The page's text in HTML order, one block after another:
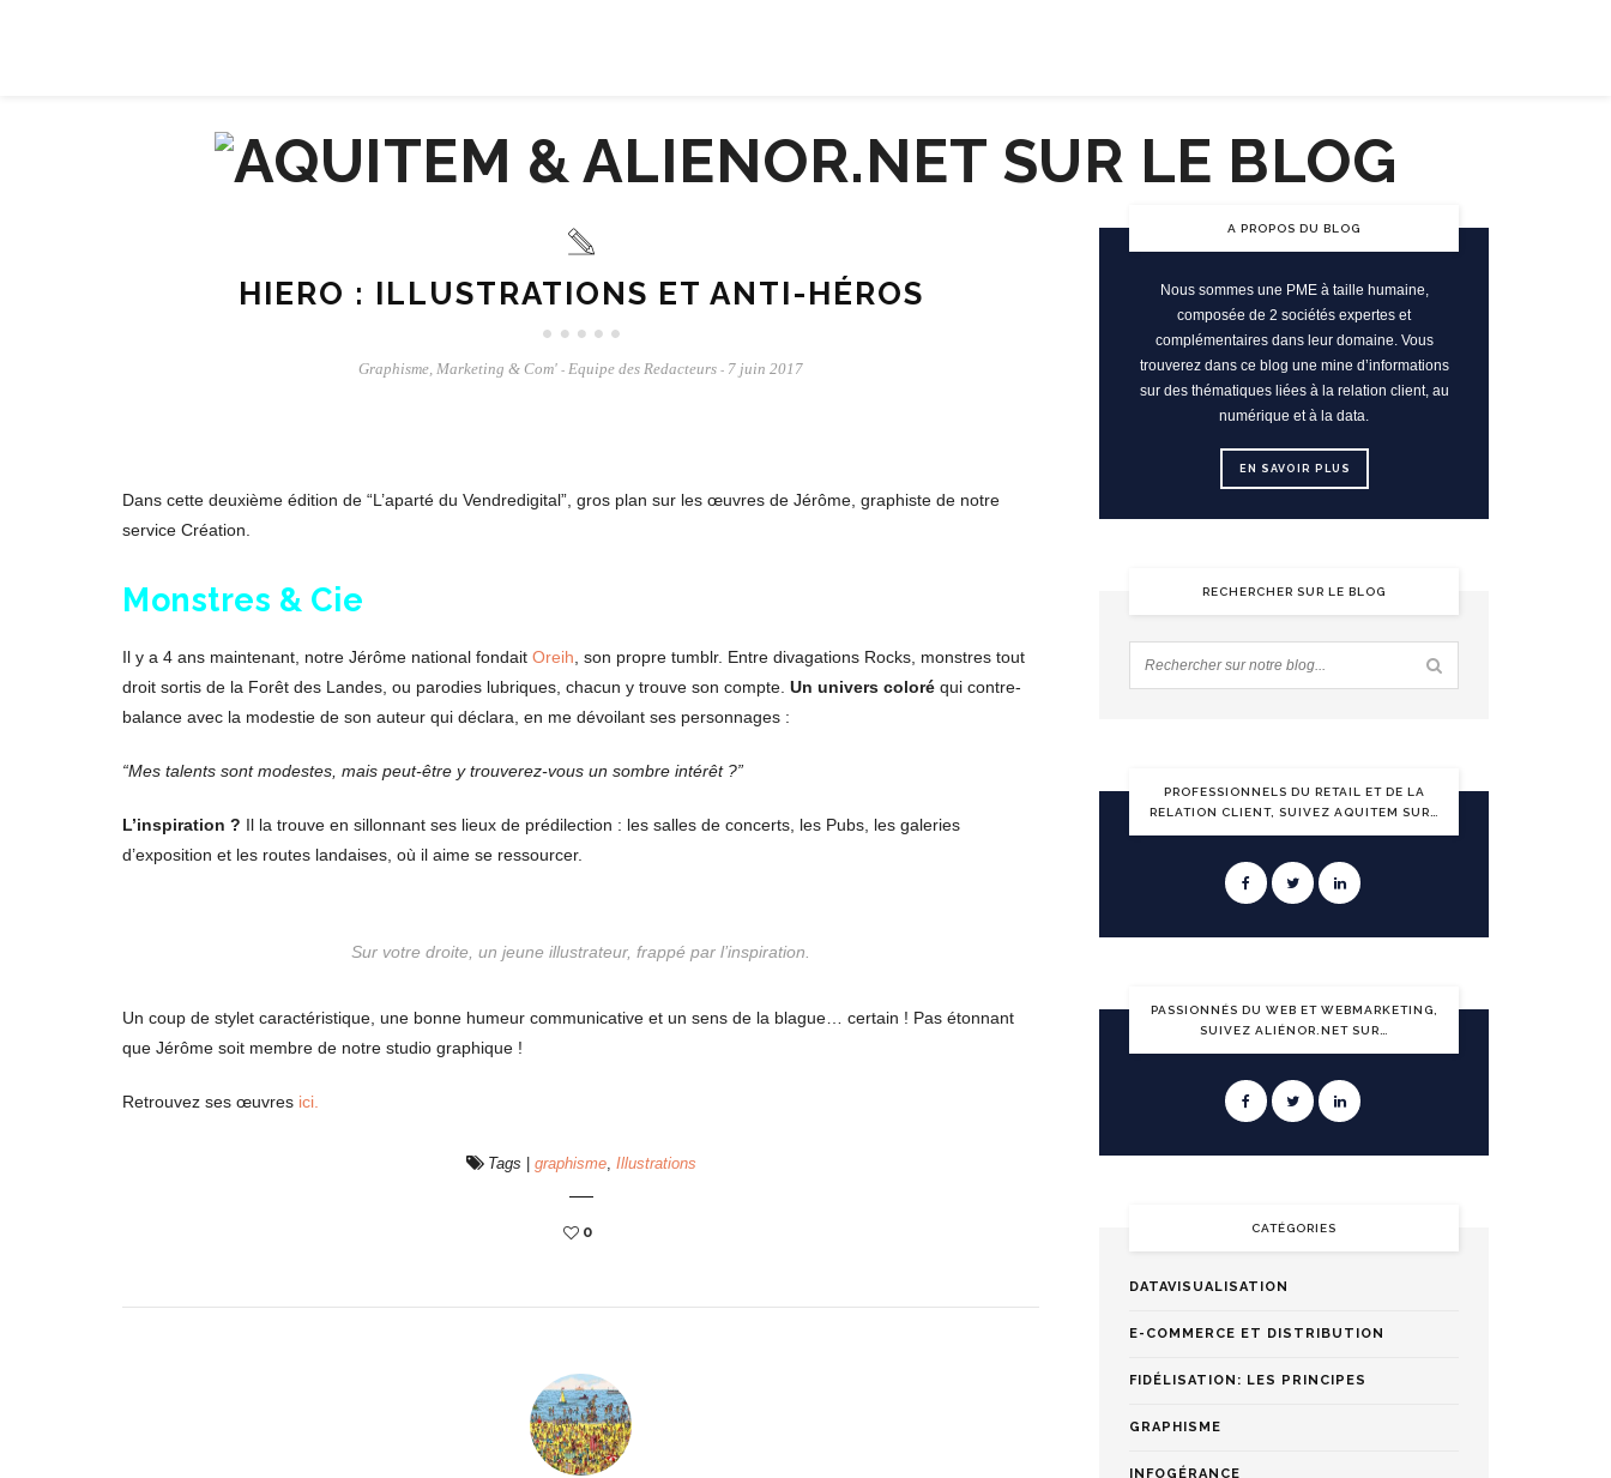
HIERO : ILLUSTRATIONS ET ANTI-HÉROS
Graphisme, Marketing & Com' - Equipe des Redacteurs - 7 juin 2017
Dans cette deuxième édition de “L’aparté du Vendredigital”, gros plan sur les œuvres de Jérôme, graphiste de notre
service Création.
Monstres & Cie
Il y a 4 ans maintenant, notre Jérôme national fondait Oreih , son propre tumblr. Entre divagations Rocks, monstres tout
droit sortis de la Forêt des Landes, ou parodies lubriques, chacun y trouve son compte. Un univers coloré qui contre-
balance avec la modestie de son auteur qui déclara, en me dévoilant ses personnages :
“Mes talents sont modestes, mais peut-être y trouverez-vous un sombre intérêt ?”
L’inspiration ? Il la trouve en sillonnant ses lieux de prédilection : les salles de concerts, les Pubs, les galeries
d’exposition et les routes landaises, où il aime se ressourcer.
Sur votre droite, un jeune illustrateur, frappé par l’inspiration.
Un coup de stylet caractéristique, une bonne humeur communicative et un sens de la blague… certain ! Pas étonnant
que Jérôme soit membre de notre studio graphique !
Retrouvez ses œuvres ici.
Tags graphisme, Illustrations
0
A PROPOS DU BLOG
Nous sommes une PME à taille humaine,
composée de 2 sociétés expertes et
complémentaires dans leur domaine. Vous
trouverez dans ce blog une mine d’informations
sur des thématiques liées à la relation client, au
numérique et à la data.
EN SAVOIR PLUS
RECHERCHER SUR LE BLOG
PROFESSIONNELS DU RETAIL ET DE LA
RELATION CLIENT, SUIVEZ AQUITEM SUR…
PASSIONNÉS DU WEB ET WEBMARKETING,
SUIVEZ ALIÉNOR.NET SUR…
CATÉGORIES
DATAVISUALISATION
E-COMMERCE ET DISTRIBUTION
FIDÉLISATION: LES PRINCIPES
GRAPHISME
INFOGÉRANCE